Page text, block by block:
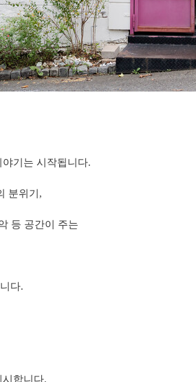
기는 시작됩니다.
분위기,
등 공간이 주는
다.
합니다.